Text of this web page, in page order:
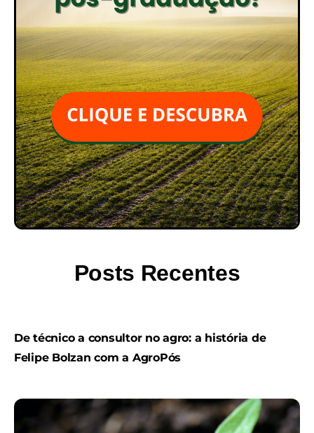
Posts Recentes
De técnico a consultor no agro: a história de
Felipe Bolzan com a AgroPós